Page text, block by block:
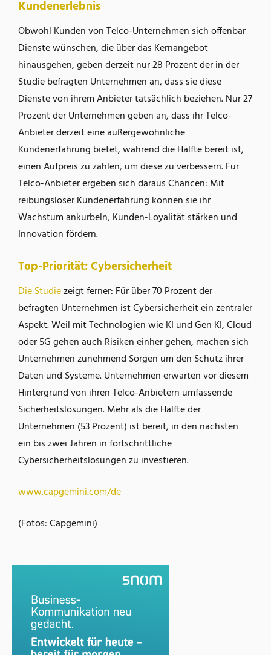
Kundenerlebnis
Obwohl Kunden von Telco-Unternehmen sich offenbar
Dienste wünschen, die über das Kernangebot
hinausgehen, geben derzeit nur 28 Prozent der in der
Studie befragten Unternehmen an, dass sie diese
Dienste von ihrem Anbieter tatsächlich beziehen. Nur 27
Prozent der Unternehmen geben an, dass ihr Telco-
Anbieter derzeit eine außergewöhnliche
Kundenerfahrung bietet, während die Hälfte bereit ist,
einen Aufpreis zu zahlen, um diese zu verbessern. Für
Telco-Anbieter ergeben sich daraus Chancen: Mit
reibungsloser Kundenerfahrung können sie ihr
Wachstum ankurbeln, Kunden-Loyalität stärken und
Innovation fördern.
Top-Priorität: Cybersicherheit
Die Studiezeigt ferner: Für über 70 Prozent der
befragten Unternehmen ist Cybersicherheit ein zentraler
Aspekt. Weil mit Technologien wie KI und Gen KI, Cloud
oder 5G gehen auch Risiken einher gehen, machen sich
Unternehmen zunehmend Sorgen um den Schutz ihrer
Daten und Systeme. Unternehmen erwarten vor diesem
Hintergrund von ihren Telco-Anbietern umfassende
Sicherheitslösungen. Mehr als die Hälfte der
Unternehmen (53 Prozent) ist bereit, in den nächsten
ein bis zwei Jahren in fortschrittliche
Cybersicherheitslösungen zu investieren.
www.capgemini.com/de
(Fotos: Capgemini)